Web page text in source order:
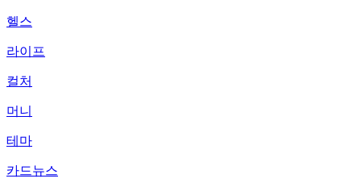
헬스
라이프
컬처
머니
테마
카드뉴스